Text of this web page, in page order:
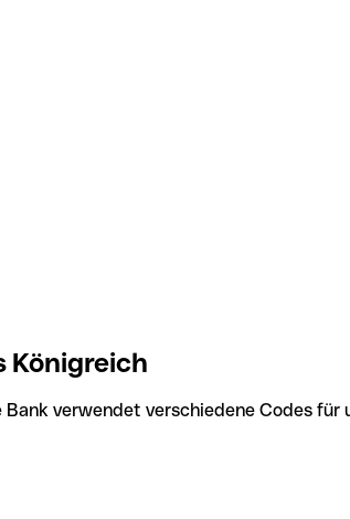
Königreich
Bank verwendet verschiedene Codes